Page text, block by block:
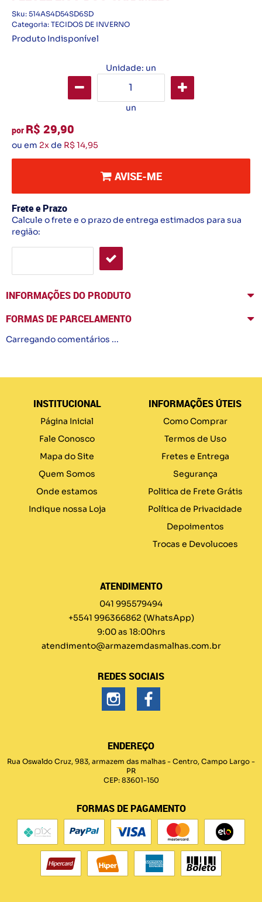
Sku: 514AS4D54SD6SD
Categoria: TECIDOS DE INVERNO
Produto Indisponível
Unidade: un
un
por R$ 29,90
ou em 2xde R$ 14,95
AVISE-ME
Frete e Prazo
Calcule o frete e o prazo de entrega estimados para sua
região:
INFORMAÇÕES DO PRODUTO
FORMAS DE PARCELAMENTO
Carregando comentários ...
INSTITUCIONAL
Página Inicial
Fale Conosco
Mapa do Site
Quem Somos
Onde estamos
Indique nossa Loja
INFORMAÇÕES ÚTEIS
Como Comprar
Termos de Uso
Fretes e Entrega
Segurança
Politica de Frete Grátis
Política de Privacidade
Depoimentos
Trocas e Devolucoes
ATENDIMENTO
041 995579494
+5541 996366862 (WhatsApp)
9:00 as 18:00hrs
atendimento@armazemdasmalhas.com.br
REDES SOCIAIS
ENDEREÇO
Rua Oswaldo Cruz, 983, armazem das malhas - Centro, Campo Largo -
PR
CEP: 83601-150
FORMAS DE PAGAMENTO